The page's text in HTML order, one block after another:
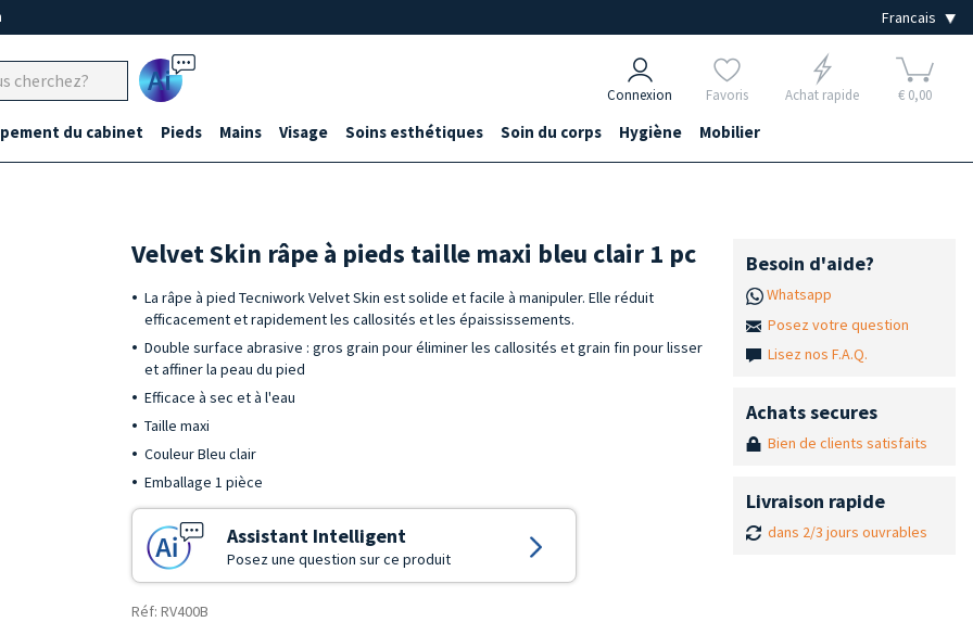
Ai Connexion Favoris Achat rapide € 0,00
du cabinet Pieds Mains Visage Soins esthétiques Soin du corps Hygiène Mobilier
Velvet Skin râpe à pieds taille maxi bleu clair 1 pc
La râpe à pied Tecniwork Velvet Skin est solide et facile à manipuler. Elle réduit
efficacement et rapidement les callosités et les épaississements.
Double surface abrasive : gros grain pour éliminer les callosités et grain fin pour lisser
et affiner la peau du pied
Efficace à sec et à l'eau
Taille maxi
Couleur Bleu clair
Emballage 1 pièce
Assistant Intelligent
Posez une question sur ce produit
Réf: RV400B
Besoin d'aide?
Whatsapp
Posez votre question
Lisez nos F.A.Q.
Achats secures
Bien de clients satisfaits
Livraison rapide
dans 2/3 jours ouvrables